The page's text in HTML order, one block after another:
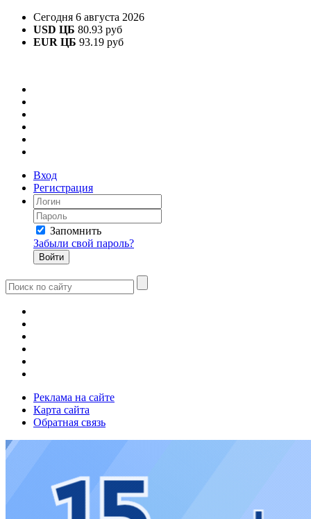
Сегодня 6 августа 2026
USD ЦБ 80.93 руб
EUR ЦБ 93.19 руб
Вход
Регистрация
Запомнить
Забыли свой пароль?
Реклама на сайте
Карта сайта
Обратная связь